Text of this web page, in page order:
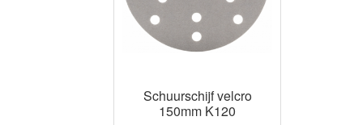
Schuurschijf velcro
150mm K120